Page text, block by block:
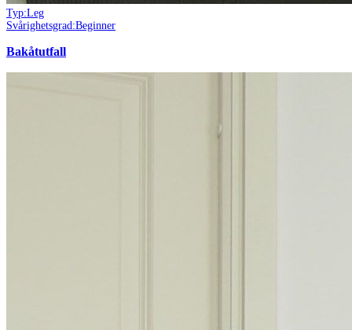
Typ:Leg
Svårighetsgrad:Beginner
Bakåtutfall